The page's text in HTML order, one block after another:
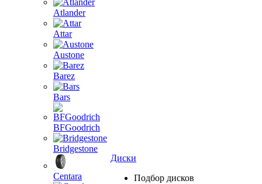
Atlander
Attar
Austone
Barez
Bars
BFGoodrich
Bridgestone
Centara
Диски
Подбор дисков